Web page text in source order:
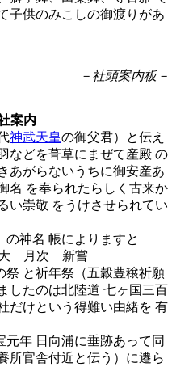
供のみこしの御渡りがあ
－社頭案内板－
案内
神武天皇の御父君）と伝え
などを葺草にまぜて産殿 の
あがらないうちに御安産あ
名 を奉られたらしく古来か
い崇敬 をうけさせられてい
神名 帳によりますと
月次 新嘗
祭 と祈年祭（五穀豊穣祈願
したのは北陸道 七ヶ国三百
だけという得難い由緒を 有
年 日向浦に垂跡あって同
所官舎付近と伝う）に遷ら